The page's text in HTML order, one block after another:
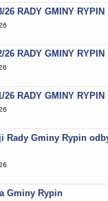
na wolne stanowiska
wymagania
stanowiska
26 RADY GMINY RYPIN
26 RADY GMINY RYPIN
26 RADY GMINY RYPIN
Rady Gminy Rypin
Gminy Rypin